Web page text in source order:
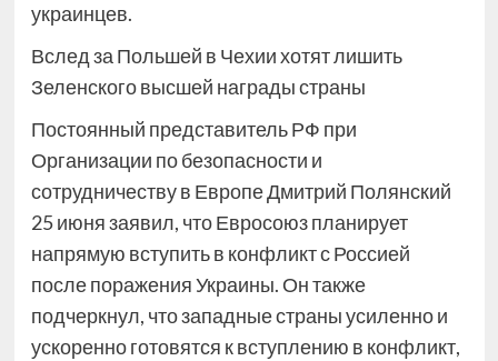
украинцев.
Вслед за Польшей в Чехии хотят лишить
Зеленского высшей награды страны
Постоянный представитель РФ при
Организации по безопасности и
сотрудничеству в Европе Дмитрий Полянский
25 июня заявил, что Евросоюз планирует
напрямую вступить в конфликт с Россией
после поражения Украины. Он также
подчеркнул, что западные страны усиленно и
ускоренно готовятся к вступлению в конфликт,